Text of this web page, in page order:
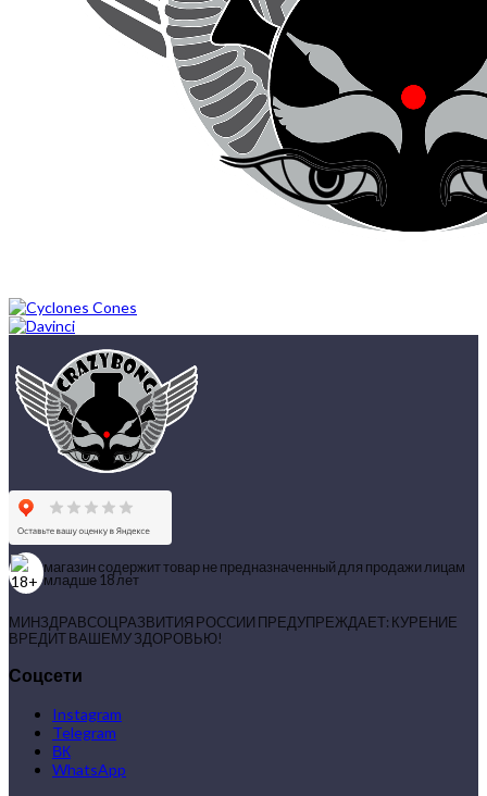
магазин содержит товар не предназначенный для продажи лицам
младше 18 лет
МИНЗДРАВСОЦРАЗВИТИЯ РОССИИ ПРЕДУПРЕЖДАЕТ: КУРЕНИЕ
ВРЕДИТ ВАШЕМУ ЗДОРОВЬЮ!
Соцсети
Instagram
Telegram
ВК
WhatsApp